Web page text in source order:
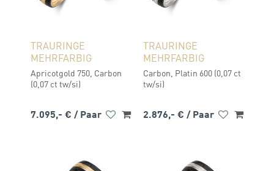
TRAURINGE
MEHRFARBIG
Apricotgold 750, Carbon
(0,07 ct tw/si)
7.095,- € / Paar
TRAURINGE
MEHRFARBIG
Carbon, Platin 600 (0,07 ct
tw/si)
2.876,- € / Paar